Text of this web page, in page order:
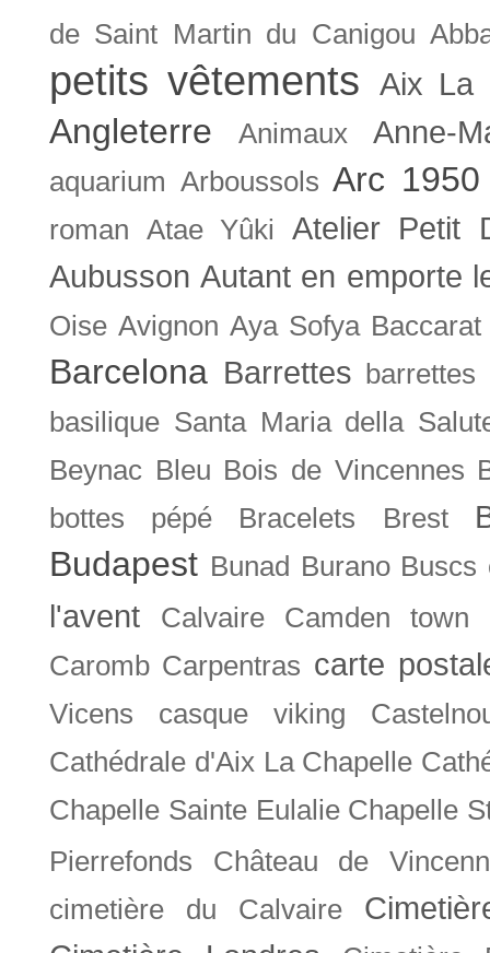
de Saint Martin du Canigou
petits vêtements Aix La
Angleterre Animaux Anne-
aquarium Arboussols Arc 1950
roman Atae Yûki
Atelier Petit
Aubusson Autant en emporte
Oise Avignon Aya Sofya Baccarat
Barcelona Barrettes barrettes
basilique Santa Maria della
Beynac Bleu Bois de Vincennes
bottes pépé
Bracelets Brest
Budapest Bunad Burano Buscs
l'avent Calvaire Camden town
Caromb Carpentras carte
Vicens casque viking
Cathédrale d'Aix La Chapelle
Chapelle Sainte Eulalie Chapelle
Pierrefonds
Château de
cimetière du Calvaire